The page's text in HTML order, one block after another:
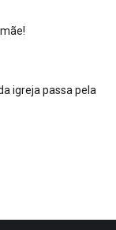
igreja passa pela